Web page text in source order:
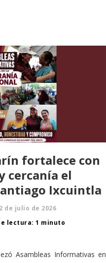
fortalece con
cercanía el
Ixcuintla
de julio de 2026
lectura: 1 minuto
Asambleas Informativas en